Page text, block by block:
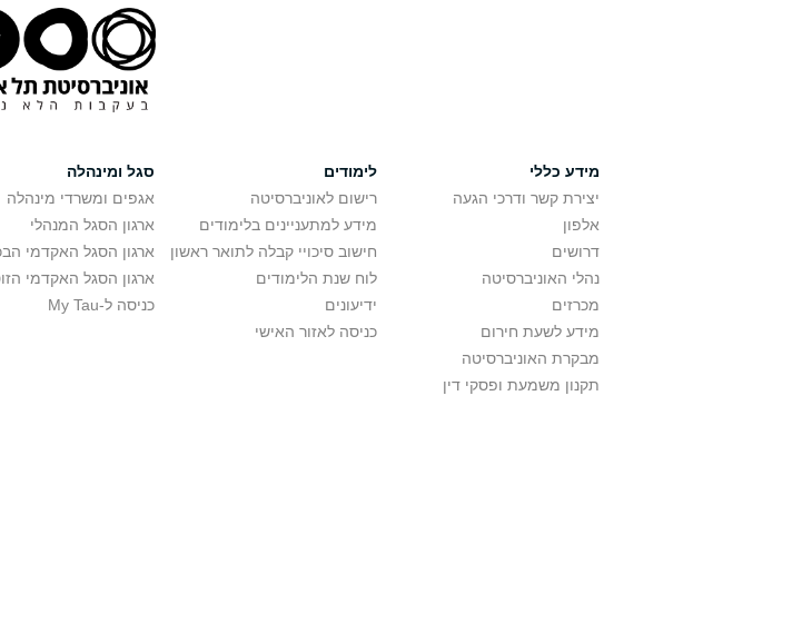
מידע כללי
יצירת קשר ודרכי הגעה
אלפון
דרושים
נהלי האוניברסיטה
מכרזים
מידע לשעת חירום
מבקרת האוניברסיטה
תקנון משמעת ופסקי דין
לימודים
רישום לאוניברסיטה
מידע למתעניינים בלימודים
חישוב סיכויי קבלה לתואר ראשון
לוח שנת הלימודים
ידיעונים
כניסה לאזור האישי
סגל ומינהלה
אגפים ומשרדי מינהלה
ארגון הסגל המנהלי
ארגון הסגל האקדמי
ארגון הסגל האקדמי
כניסה ל-My Tau